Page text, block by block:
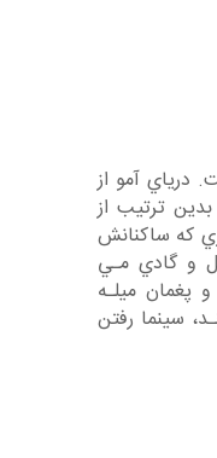
درياي آمو از
ترتيب از
كه ساكنانش
و گادي مـي
پغمان ميلـه
سينما رفتن